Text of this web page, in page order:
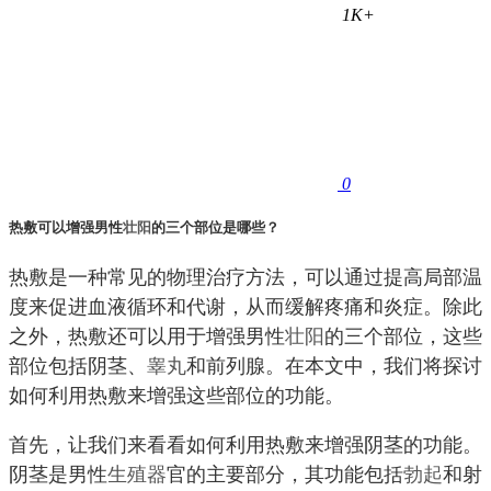
1K+
0
热敷可以增强男性壮阳 的三个部位是哪些？
热敷是一种常见的物理治疗方法，可以通过提高局部温
度来促进血液循环和代谢，从而缓解疼痛和炎症。除此
之外，热敷还可以用于增强男性壮阳的三个部位，这些
部位包括阴茎、 睾丸和前列腺。在本文中，我们将探讨
如何利用热敷来增强这些部位的功能。
首先，让我们来看看如何利用热敷来增强阴茎的功能。
阴茎是男性生殖器官的主要部分，其功能包括勃起和射